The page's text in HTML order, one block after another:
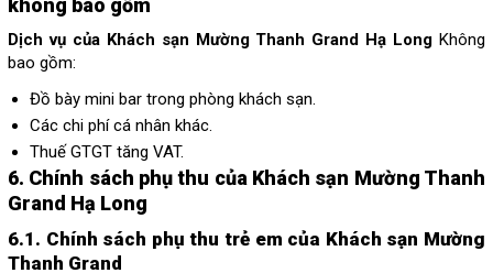
Dịch vụ của Khách sạn Mường Thanh Grand Hạ Long Không
bao gồm:
Đồ bày mini bar trong phòng khách sạn.
Các chi phí cá nhân khác.
Thuế GTGT tăng VAT.
6. Chính sách phụ thu của Khách sạn Mường Thanh
Grand Hạ Long
6.1. Chính sách phụ thu trẻ em của Khách sạn Mường
Thanh Grand